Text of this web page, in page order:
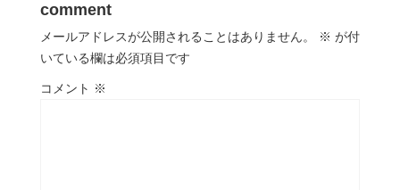
comment
メールアドレスが公開されることはありません。 ※ が付
いている欄は必須項目です
コメント ※